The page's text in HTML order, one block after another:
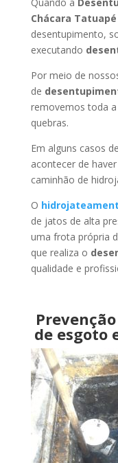
Chácara Tatuapé
desentupimento,
executando
Por meio de
de
removemos toda
quebras.
Em alguns casos de
acontecer de
caminhão de
O
de jatos de alta
uma frota própria
que realiza o
qualidade e
de esgoto